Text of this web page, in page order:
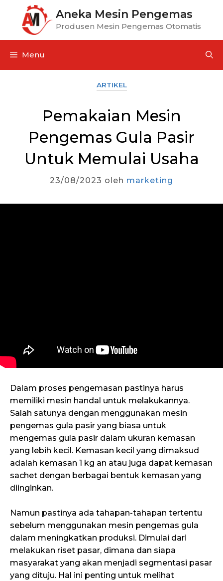
Aneka Mesin Pengemas
Produsen Mesin Pengemas Otomatis
Menu
ARTIKEL
Pemakaian Mesin
Pengemas Gula Pasir
Untuk Memulai Usaha
23/08/2023 oleh marketing
Dalam proses pengemasan pastinya harus
memiliki mesin handal untuk melakukannya.
Salah satunya dengan menggunakan mesin
pengemas gula pasir yang biasa untuk
mengemas gula pasir dalam ukuran kemasan
yang lebih kecil. Kemasan kecil yang dimaksud
adalah kemasan 1 kg an atau juga dapat kemasan
sachet dengan berbagai bentuk kemasan yang
diinginkan.
Namun pastinya ada tahapan-tahapan tertentu
sebelum menggunakan mesin pengemas gula
dalam meningkatkan produksi. Dimulai dari
melakukan riset pasar, dimana dan siapa
masyarakat yang akan menjadi segmentasi pasar
yang dituju. Hal ini penting untuk melihat